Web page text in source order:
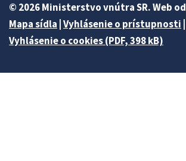
© 2026 Ministerstvo vnútra SR. Web od
Mapa sídla Vyhlásenie o prístupnosti
Vyhlásenie o cookies (PDF, 398 kB)